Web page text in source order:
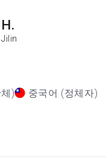
H.
Jilin
) 중국어 (정체자)